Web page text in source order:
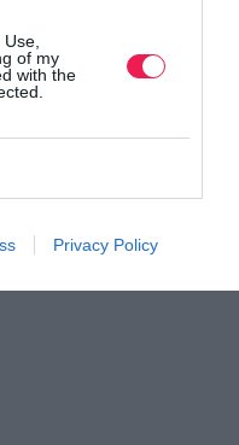
of my
with the
Privacy Policy